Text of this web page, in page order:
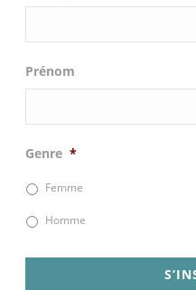
Prénom
Genre *
Femme
Homme